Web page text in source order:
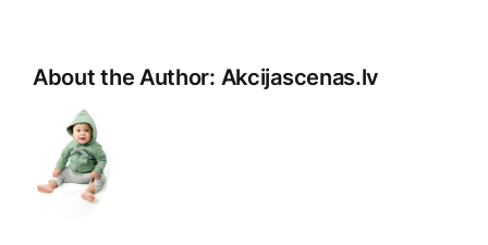
About the Author: Akcijascenas.lv